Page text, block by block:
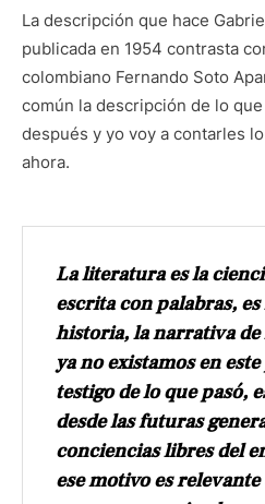
La descripción que hace
publicada en 1954 contrasta
colombiano Fernando Soto
común la descripción de lo
después y yo voy a contarles
ahora.
La literatura es la
escrita con palabras,
historia, la narrativa de
ya no existamos en
testigo de lo que pasó,
desde las futuras
conciencias libres del
ese motivo es